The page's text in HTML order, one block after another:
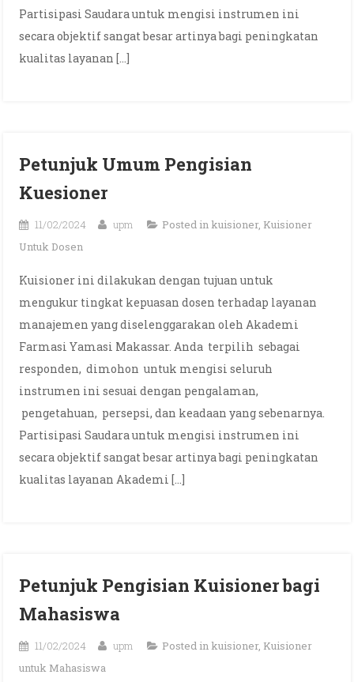
Partisipasi Saudara untuk mengisi instrumen ini
secara objektif sangat besar artinya bagi peningkatan
kualitas layanan […]
Petunjuk Umum Pengisian
Kuesioner
11/02/2024 upm Posted in kuisioner, Kuisioner
Untuk Dosen
Kuisioner ini dilakukan dengan tujuan untuk
mengukur tingkat kepuasan dosen terhadap layanan
manajemen yang diselenggarakan oleh Akademi
Farmasi Yamasi Makassar. Anda terpilih sebagai
responden, dimohon untuk mengisi seluruh
instrumen ini sesuai dengan pengalaman,
pengetahuan, persepsi, dan keadaan yang sebenarnya.
Partisipasi Saudara untuk mengisi instrumen ini
secara objektif sangat besar artinya bagi peningkatan
kualitas layanan Akademi […]
Petunjuk Pengisian Kuisioner bagi
Mahasiswa
11/02/2024 upm Posted in kuisioner, Kuisioner
untuk Mahasiswa